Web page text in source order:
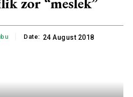
Date: 24 August 2018